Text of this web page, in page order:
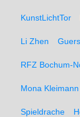
KunstLichtTor
Li Zhen
RFZ Bochum-
Mona Kleimann
Spieldrache